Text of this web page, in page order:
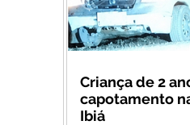
Criança de 2
capotamento
Ibiá